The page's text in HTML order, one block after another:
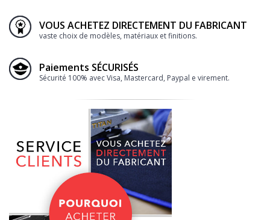
VOUS ACHETEZ DIRECTEMENT DU FABRICANT
vaste choix de modèles, matériaux et finitions.
Paiements SÉCURISÉS
Sécurité 100% avec Visa, Mastercard, Paypal e virement.